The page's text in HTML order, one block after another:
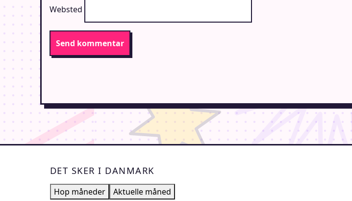
Websted
DET SKER I DANMARK
Hop måneder Aktuelle måned